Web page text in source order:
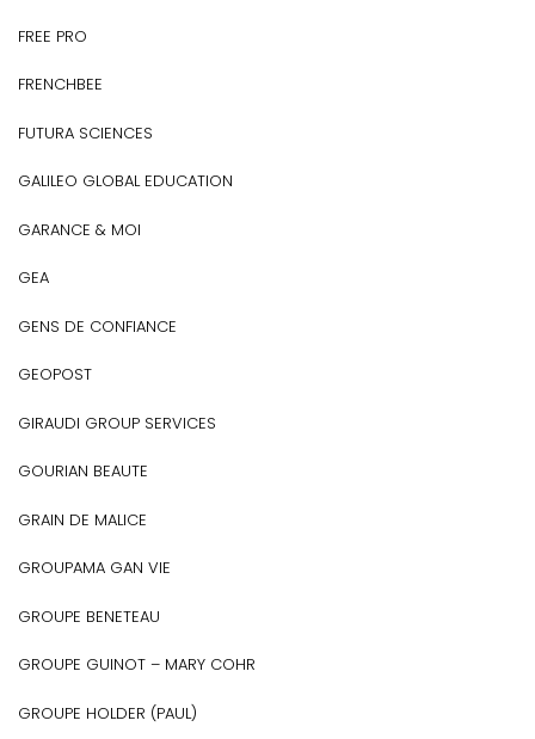
FREE PRO
FRENCHBEE
FUTURA SCIENCES
GALILEO GLOBAL EDUCATION
GARANCE & MOI
GEA
GENS DE CONFIANCE
GEOPOST
GIRAUDI GROUP SERVICES
GOURIAN BEAUTE
GRAIN DE MALICE
GROUPAMA GAN VIE
GROUPE BENETEAU
GROUPE GUINOT – MARY COHR
GROUPE HOLDER (PAUL)